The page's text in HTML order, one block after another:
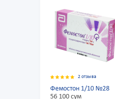
2 отзыва
Фемостон 1/10 №28
56 100 сум